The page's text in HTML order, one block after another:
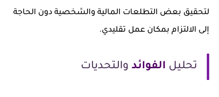
لتحقيق بعض التطلعات المالية والشخصية دون الحاجة
إلى الالتزام بمكان عمل تقليدي.
تحليل الفوائد والتحديات